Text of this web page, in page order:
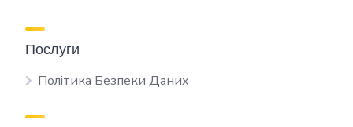
Послуги
Політика Безпеки Даних